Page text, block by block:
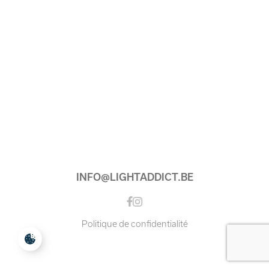
INFO@LIGHTADDICT.BE
Politique de confidentialité